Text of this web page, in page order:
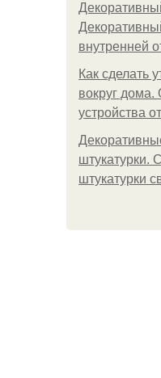
внутренней
Как сделать
вокруг
устройства
штукатурки.
штукатурки